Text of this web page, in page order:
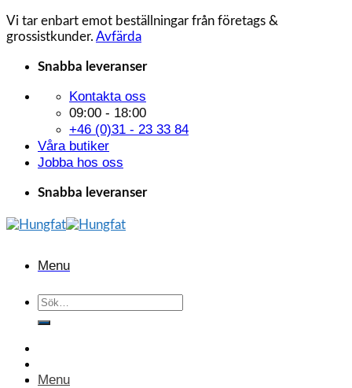
Vi tar enbart emot beställningar från företags &
grossistkunder. Avfärda
Skip
content
Snabba leveranser
Kontakta oss
09:00 - 18:00
+46 (0)31 - 23 33 84
Våra butiker
Jobba hos oss
Snabba leveranser
Menu
Sök
Menu